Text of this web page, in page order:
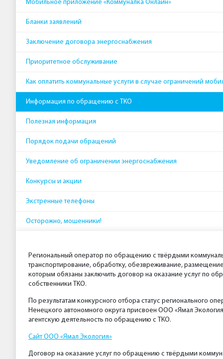
Мобильное приложение «Коммуналка Онлайн»
Бланки заявлений
Заключение договора энергоснабжения
Приоритетное обслуживание
Как оплатить коммунальные услуги в случае ограничений
Информация по обращению с ТКО
Полезная информация
Порядок подачи обращений
Уведомление об ограничении энергоснабжения
Конкурсы и акции
Экстренные телефоны
Осторожно, мошенники!
Региональный оператор по обращению с твёрдыми
транспортирование, обработку, обезвреживание,
которым обязаны заключить договор на оказание услуг по
собственники ТКО.
По результатам конкурсного отбора статус регионального
Ненецкого автономного округа присвоен ООО «Ямал
агентскую деятельность по обращению с ТКО.
Сайт ООО «Ямал Экология»
Договор на оказание услуг по обращению с твёрдыми